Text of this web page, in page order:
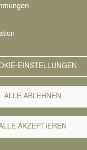
EINSTELLUNGEN
ALLE ABLEHNEN
AKZEPTIEREN